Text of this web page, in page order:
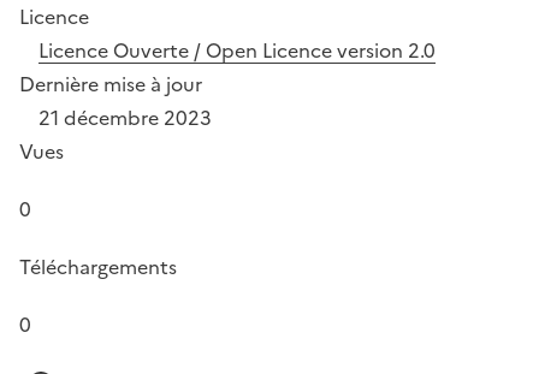
Licence
Licence Ouverte / Open Licence version 2.0
Dernière mise à jour
21 décembre 2023
Vues
0
Téléchargements
0